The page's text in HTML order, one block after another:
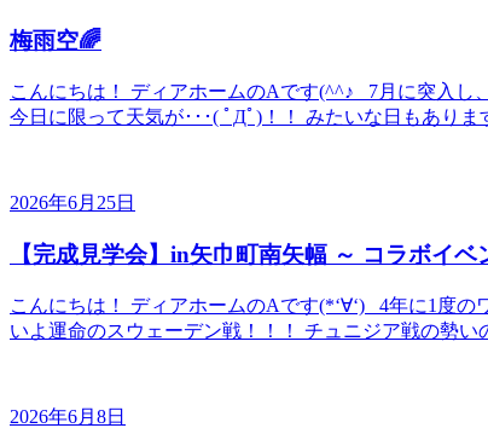
梅雨空🌈
こんにちは！ ディアホームのAです(^^♪ 7月に突入し
今日に限って天気が･･･( ﾟДﾟ)！！ みたいな日もあり
2026年6月25日
【完成見学会】in矢巾町南矢幅 ～ コラボイベ
こんにちは！ ディアホームのAです(*‘∀‘) 4年に1度
いよ運命のスウェーデン戦！！！ チュニジア戦の勢
2026年6月8日